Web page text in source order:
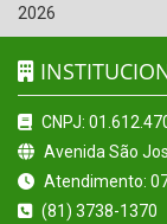
2026
CNPJ:
Avenida São
Atendimento:
(81) 3738-1370